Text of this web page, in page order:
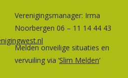
Ver­e­ni­gings­ma­na­ger: Irma
Noorbergen 06 – 11 14 44 43
Melden onveilige situaties en
vervuiling via ‘Slim Melden‘